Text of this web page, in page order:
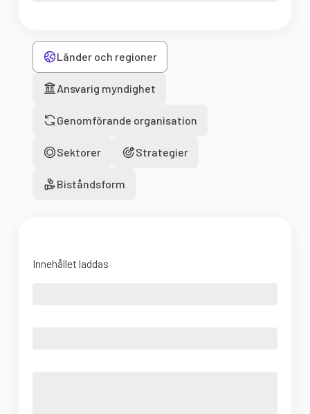
Länder och regioner
Ansvarig myndighet
Genomförande organisation
Sektorer Strategier
Biståndsform
Innehållet laddas